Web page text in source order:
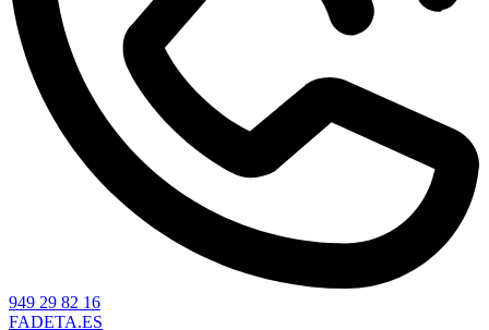
949 29 82 16
FADETA.ES